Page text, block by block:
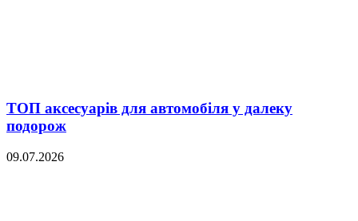
ТОП аксесуарів для автомобіля у далеку
подорож
09.07.2026